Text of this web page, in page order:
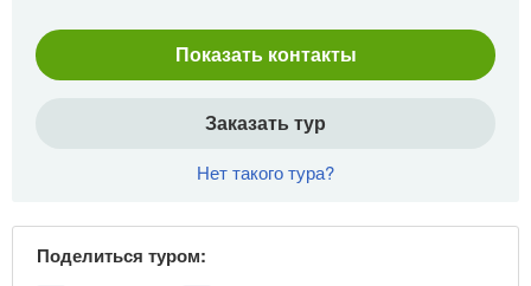
Показать контакты
Заказать тур
Нет такого тура?
Поделиться туром: